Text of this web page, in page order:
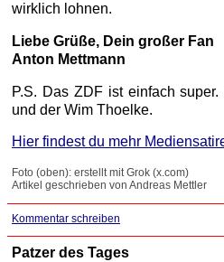
wirklich lohnen.
Liebe Grüße, Dein großer Fan
Anton Mettmann
P.S. Das ZDF ist einfach
und der Wim Thoelke.
Hier findest du mehr
Foto (oben): erstellt mit Grok (x.com)
Artikel geschrieben von Andreas Mettler
Kommentar schreiben
Patzer des Tages